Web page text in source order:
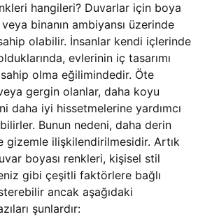
hangileri? Duvarlar için boya
binanın ambiyansı üzerinde
olabilir. İnsanlar kendi içlerinde
evlerinin iç tasarımı
olma eğilimindedir. Öte
gergin olanlar, daha koyu
daha iyi hissetmelerine yardımcı
Bunun nedeni, daha derin
gizemle ilişkilendirilmesidir. Artık
boyası renkleri, kişisel stil
gibi çeşitli faktörlere bağlı
ancak aşağıdaki
şunlardır: